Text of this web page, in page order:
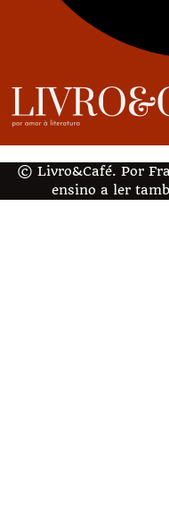
© Livro&Café. Por
ensino a ler